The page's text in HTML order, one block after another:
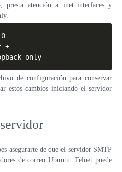
presta atención a inet_interfaces y
+
only
de configuración para conservar
estos cambios iniciando el servidor
asegurarte de que el servidor SMTP
de correo Ubuntu. Telnet puede